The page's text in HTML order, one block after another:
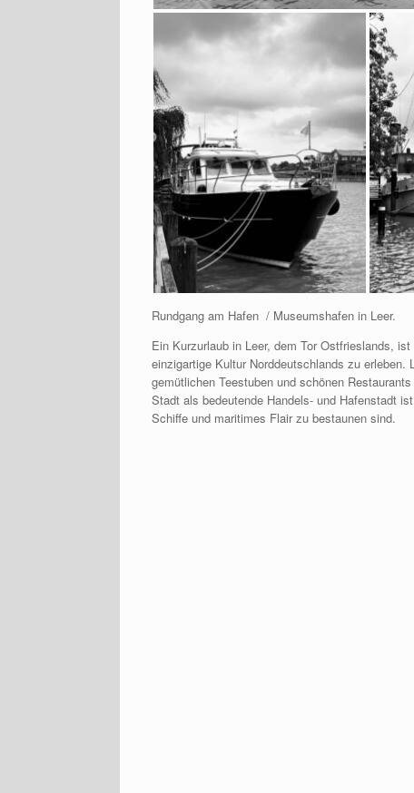
Rundgang am Hafen / Museumshafen in Leer.
Ein Kurzurlaub in Leer, dem Tor Ostfrieslands,
einzigartige Kultur Norddeutschlands zu
gemütlichen Teestuben und schönen
Stadt als bedeutende Handels- und Hafenstadt
Schiffe und maritimes Flair zu bestaunen sind.